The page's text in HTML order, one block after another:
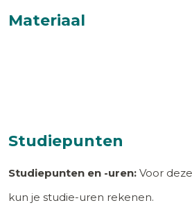
Materiaal
Studiepunten
Studiepunten en -uren: Voor
kun je studie-uren rekenen.